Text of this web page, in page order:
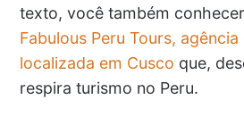
texto, você também
Fabulous Peru Tours,
localizada em Cusco que,
respira turismo no Peru.